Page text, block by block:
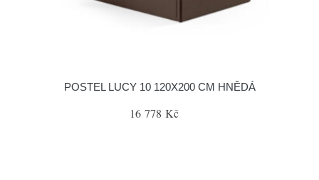
POSTEL LUCY 10 120X200 CM HNĚDÁ
16 778 Kč